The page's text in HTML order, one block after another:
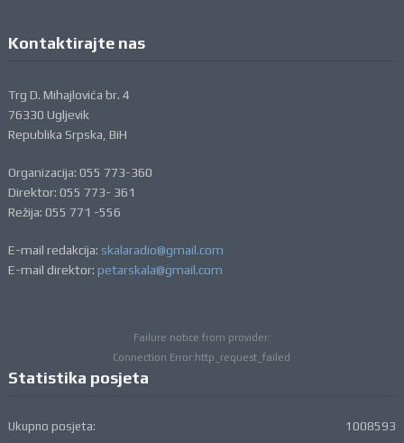
Kontaktirajte nas
Trg D. Mihajlovića br. 4
76330 Ugljevik
Republika Srpska, BiH
Organizacija: 055 773-360
Direktor: 055 773- 361
Režija: 055 771 -556
E-mail redakcija: skalaradio@gmail.com
E-mail direktor: petarskala@gmail.com
Failure notice from provider:
Connection Error:http_request_failed
Statistika posjeta
1008593
Ukupno posjeta: